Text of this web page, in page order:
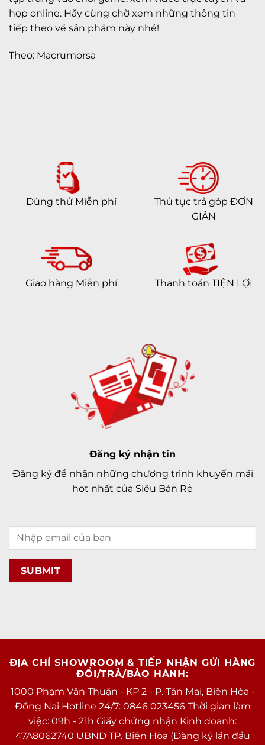
họp online. Hãy cùng chờ xem những thông tin
tiếp theo về sản phẩm này nhé!
Theo: Macrumorsa
Dùng thử Miễn phí
Thủ tục trả góp ĐƠN
GIẢN
Giao hàng Miễn phí Thanh toán TIỆN LỢI
Đăng ký nhận tin
Đăng ký để nhận những chương trình khuyến mãi
hot nhất của Siêu Bán Rẻ
ĐỊA CHỈ SHOWROOM & TIẾP NHẬN GỬI HÀNG
ĐỔI/TRẢ/BẢO HÀNH:
1000 Phạm Văn Thuận - KP 2 - P. Tân Mai, Biên Hòa -
Đồng Nai Hotline 24/7: 0846 023456 Thời gian làm
việc: 09h - 21h Giấy chứng nhận Kinh doanh:
47A8062740 UBND TP. Biên Hòa (Đăng ký lần đầu